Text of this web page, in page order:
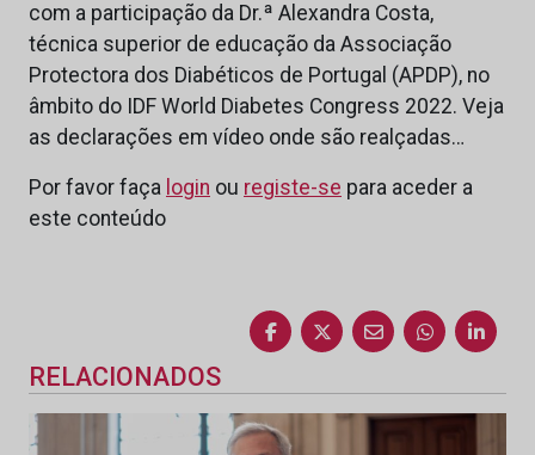
com a participação da Dr.ª Alexandra Costa,
técnica superior de educação da Associação
Protectora dos Diabéticos de Portugal (APDP), no
âmbito do IDF World Diabetes Congress 2022. Veja
as declarações em vídeo onde são realçadas…
Por favor faça login ou registe-se para aceder a
este conteúdo
RELACIONADOS